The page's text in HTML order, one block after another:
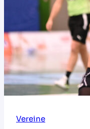
Vereine